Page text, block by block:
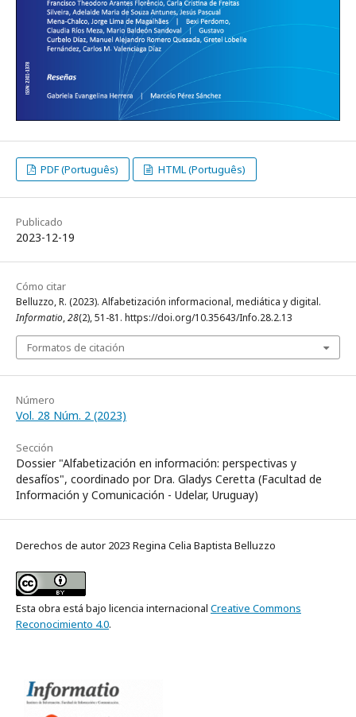
PDF (Português) HTML (Português)
Publicado
2023-12-19
Cómo citar
Belluzzo, R. (2023). Alfabetización informacional, mediática y digital.
Informatio,28(2), 51-81. https://doi.org/10.35643/Info.28.2.13
Formatos de citación
Número
Vol. 28 Núm. 2 (2023)
Sección
Dossier "Alfabetización en información: perspectivas y
desafíos", coordinado por Dra. Gladys Ceretta (Facultad de
Información y Comunicación - Udelar, Uruguay)
Derechos de autor 2023 Regina Celia Baptista Belluzzo
Esta obra está bajo licencia internacional Creative Commons
Reconocimiento 4.0.